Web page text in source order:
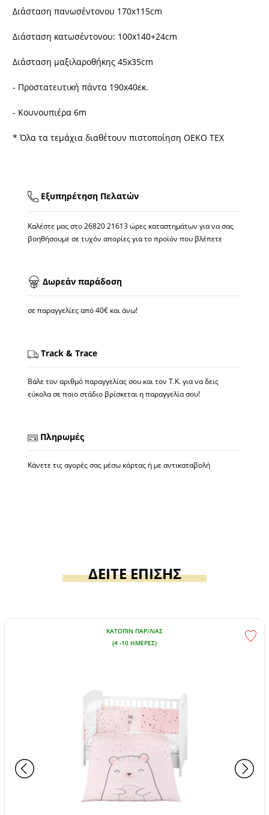
Διάσταση πανωσέντονου 170x115cm
Διάσταση κατωσέντονου: 100x140+24cm
Διάσταση μαξιλαροθήκης 45x35cm
- Προστατευτική πάντα 190x40εκ.
- Κουνουπιέρα 6m
* Όλα τα τεμάχια διαθέτουν πιστοποίηση OEKO TEX
Εξυπηρέτηση Πελατών
Καλέστε μας στο26820 21613ώρες καταστημάτων για να σας
βοηθήσουμε σε τυχόν απορίες για το προϊόν που βλέπετε
Δωρεάν παράδοση
σε παραγγελίες από 40€ και άνω!
Track & Trace
Βάλε τον αριθμό παραγγελίας σου και τον Τ.Κ. για να δεις
εύκολα σε ποιο στάδιο βρίσκεται η παραγγελία σου!
Πληρωμές
Κάνετε τις αγορές σας μέσω κάρτας ή με αντικαταβολή
ΔΕΙΤΕ ΕΠΙΣΗΣ
ΚΑΤΌΠΙΝ ΠΑΡ/ΛΊΑΣ
(4 -10 ΗΜΈΡΕΣ)